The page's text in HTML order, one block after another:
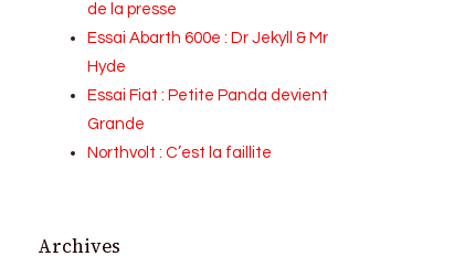
de la presse
Essai Abarth 600e : Dr Jekyll & Mr
Hyde
Essai Fiat : Petite Panda devient
Grande
Northvolt : C’est la faillite
Archives